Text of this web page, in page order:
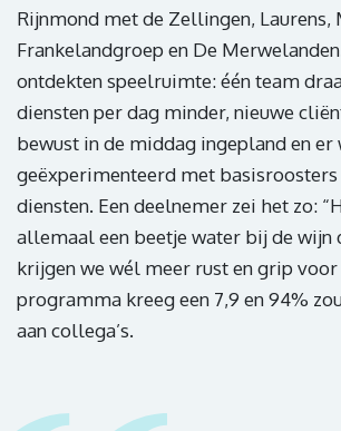
Rijnmond met de Zellingen, Laurens,
Frankelandgroep en De
ontdekten speelruimte: één team
diensten per dag minder, nieuwe
bewust in de middag ingepland en er
geëxperimenteerd met
diensten. Een deelnemer zei het zo:
allemaal een beetje water bij de wijn
krijgen we wél meer rust en grip voor
programma kreeg een 7,9 en 94%
aan collega’s.